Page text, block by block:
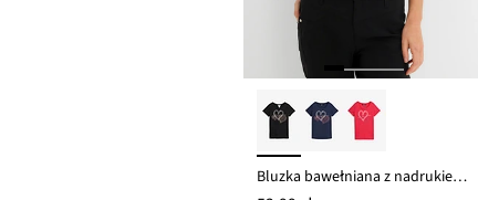
Bluzka bawełniana z nadrukiem serca z bawełny organicznej